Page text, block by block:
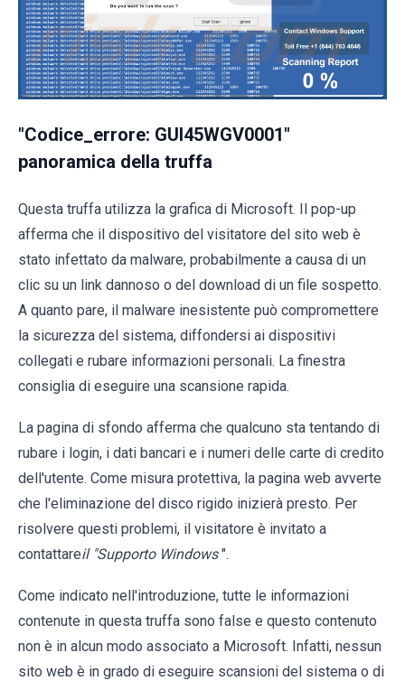
"Codice_errore: GUI45WGV0001"
panoramica della truffa
Questa truffa utilizza la grafica di Microsoft. Il pop-up
afferma che il dispositivo del visitatore del sito web è
stato infettato da malware, probabilmente a causa di un
clic su un link dannoso o del download di un file sospetto.
A quanto pare, il malware inesistente può compromettere
la sicurezza del sistema, diffondersi ai dispositivi
collegati e rubare informazioni personali. La finestra
consiglia di eseguire una scansione rapida.
La pagina di sfondo afferma che qualcuno sta tentando di
rubare i login, i dati bancari e i numeri delle carte di credito
dell'utente. Come misura protettiva, la pagina web avverte
che l'eliminazione del disco rigido inizierà presto. Per
risolvere questi problemi, il visitatore è invitato a
contattareil "Supporto Windows ".
Come indicato nell'introduzione, tutte le informazioni
contenute in questa truffa sono false e questo contenuto
non è in alcun modo associato a Microsoft. Infatti, nessun
sito web è in grado di eseguire scansioni del sistema o di